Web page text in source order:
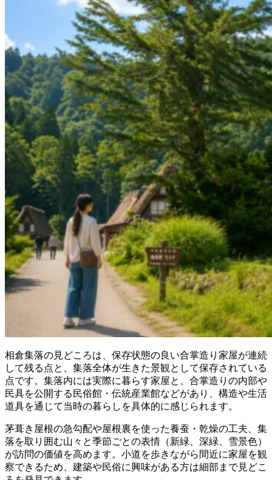
相倉集落の見どころは、保存状態の良い合掌造り家屋が連続
して残る点と、集落全体が生きた景観として保存されている
点です。集落内には実際に暮らす家屋と、合掌造りの内部や
民具を公開する民俗館・伝統産業館などがあり、構造や生活
道具を通じて当時の暮らしを具体的に感じられます。
茅葺き屋根の急勾配や屋根裏を使った養蚕・乾燥の工夫、集
落を取り囲む山々と季節ごとの表情（新緑、深緑、雪景色）
が訪問の価値を高めます。小道を歩きながら間近に家屋を観
察できるため、建築や民俗に興味がある方は細部まで見どこ